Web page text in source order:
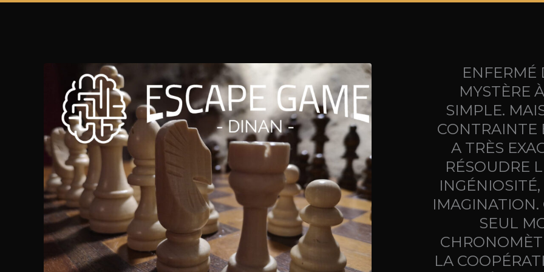
ENFERMÉ
MYSTÈRE
SIMPLE.
CONTRAINTE
A TRÈS
RÉSOUDRE
IMAGINATION.
SEUL
LA